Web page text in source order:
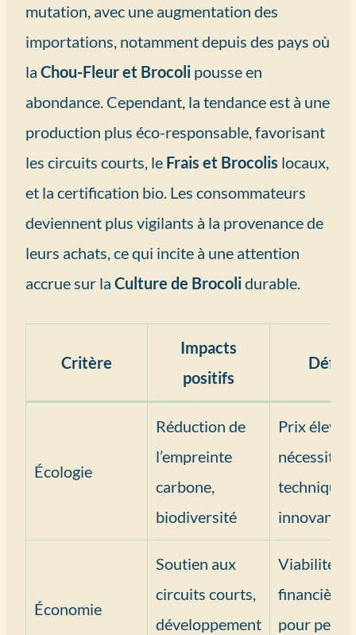
mutation, avec une augmentation des
importations, notamment depuis des pays où
la Chou-Fleur et Brocoli pousse en
abondance. Cependant, la tendance est à une
production plus éco-responsable, favorisant
les circuits courts, le Frais et Brocolis locaux,
et la certification bio. Les consommateurs
deviennent plus vigilants à la provenance de
leurs achats, ce qui incite à une attention
accrue sur la Culture de Brocolidurable.
Critère
Impacts
positifs
Défis
Écologie
Réduction de
l’empreinte
carbone,
biodiversité
Prix élevés,
nécessité
techniques
innovantes
Économie
Soutien aux
circuits courts,
développement
Viabilité
financière
pour petits